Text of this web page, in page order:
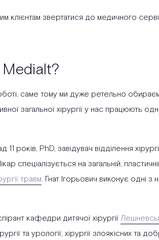
звертатися до медичного
Medialt?
саме тому ми дуже ретельно
загальної хірургії у нас працюють
років, PhD, завідувач відділення
спеціалізується на загальній,
травм. Гнат Ігорьович виконує одні з
кафедри дитячої хірургії
та урології, хірургії злоякісних та